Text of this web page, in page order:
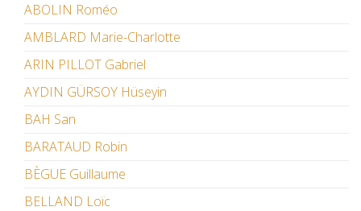
ABOLIN Roméo
AMBLARD Marie-Charlotte
ARIN PILLOT Gabriel
AYDIN GÜRSOY Hüseyin
BAH San
BARATAUD Robin
BÈGUE Guillaume
BELLAND Loïc